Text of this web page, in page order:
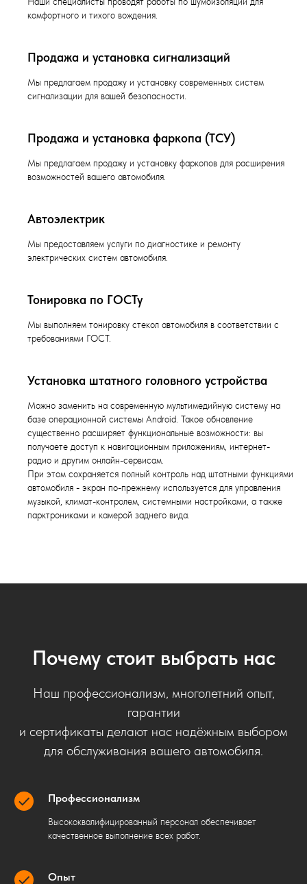
комфортного и тихого вождения.
Продажа и установка сигнализаций
Мы предлагаем продажу и установку современных систем
сигнализации для вашей безопасности.
Продажа и установка фаркопа (ТСУ)
Мы предлагаем продажу и установку фаркопов для расширения
возможностей вашего автомобиля.
Автоэлектрик
Мы предоставляем услуги по диагностике и ремонту
электрических систем автомобиля.
Тонировка по ГОСТу
Мы выполняем тонировку стекол автомобиля в соответствии с
требованиями ГОСТ.
Установка штатного головного устройства
Можно заменить на современную мультимедийную систему на
базе операционной системы Android. Такое обновление
существенно расширяет функциональные возможности: вы
получаете доступ к навигационным приложениям, интернет-
радио и другим онлайн-сервисам.
При этом сохраняется полный контроль над штатными функциями
автомобиля - экран по-прежнему используется для управления
музыкой, климат-контролем, системными настройками, а также
парктрониками и камерой заднего вида.
Почему стоит выбрать нас
Наш профессионализм, многолетний опыт,
гарантии
и сертификаты делают нас надёжным выбором
для обслуживания вашего автомобиля.
Профессионализм
Высококвалифицированный персонал обеспечивает
качественное выполнение всех работ.
Опыт